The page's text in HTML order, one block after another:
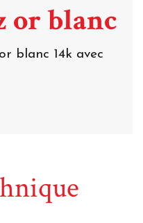
or blanc
blanc 14k avec